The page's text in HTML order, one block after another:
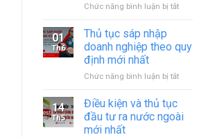
Chức năng bình luận bị tắtở
hoạt
in
ký
hoạt
01
Th6
Thủ tục sáp nhập
doanh nghiệp theo quy
định mới nhất
Chức năng bình luận bị tắtở
sáp
nhập
14
Th5
Điều kiện và thủ tục
đầu tư ra nước ngoài
mới nhất